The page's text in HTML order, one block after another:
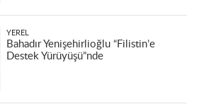
YEREL
Bahadır Yenişehirlioğlu “Filistin’e
Destek Yürüyüşü”nde